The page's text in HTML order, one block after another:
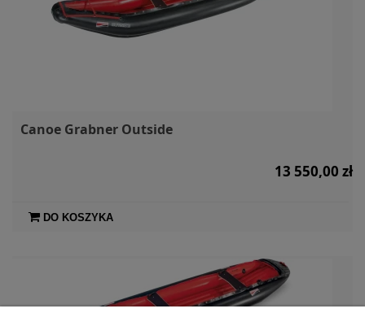
Canoe Grabner Outside
13 550,00 zł
DO KOSZYKA